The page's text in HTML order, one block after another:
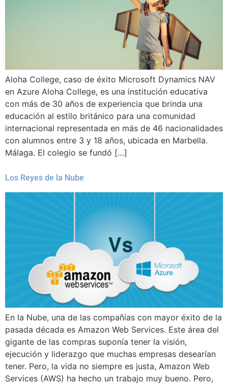
Aloha College, caso de éxito Microsoft Dynamics NAV
en Azure Aloha College, es una institución educativa
con más de 30 años de experiencia que brinda una
educación al estilo británico para una comunidad
internacional representada en más de 46 nacionalidades
con alumnos entre 3 y 18 años, ubicada en Marbella.
Málaga. El colegio se fundó […]
Los Reyes de la Nube
En la Nube, una de las compañías con mayor éxito de la
pasada década es Amazon Web Services. Este área del
gigante de las compras suponía tener la visión,
ejecución y liderazgo que muchas empresas desearían
tener. Pero, la vida no siempre es justa, Amazon Web
Services (AWS) ha hecho un trabajo muy bueno. Pero,